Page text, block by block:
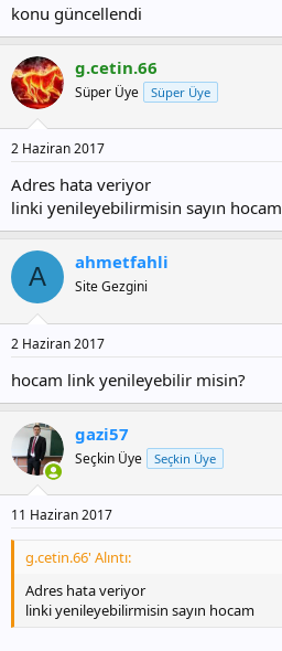
konu güncellendi
g.cetin.66
Süper Üye Süper Üye
2 Haziran 2017
Adres hata veriyor
linki yenileyebilirmisin sayın hocam
A ahmetfahli
Site Gezgini
2 Haziran 2017
hocam link yenileyebilir misin?
gazi57
Seçkin Üye Seçkin Üye
11 Haziran 2017
g.cetin.66' Alıntı:
Adres hata veriyor
linki yenileyebilirmisin sayın hocam